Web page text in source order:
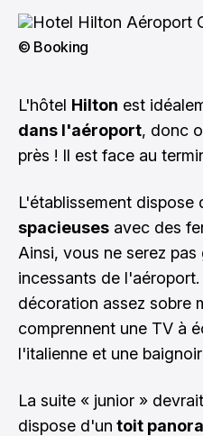
© Booking
L'hôtel Hilton est
dans l'aéroport, donc
près ! Il est face au
L'établissement dispose
spacieuses avec des
Ainsi, vous ne serez pas
incessants de
décoration assez sobre
comprennent une TV à
l'italienne et une
La suite « junior »
dispose d'un toit